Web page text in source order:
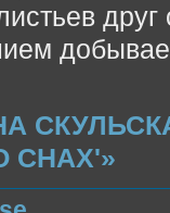
СНАХ'»